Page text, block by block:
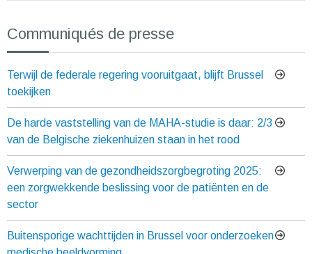
Communiqués de presse
Terwijl de federale regering vooruitgaat, blijft Brussel
toekijken
De harde vaststelling van de MAHA-studie is daar: 2/3
van de Belgische ziekenhuizen staan in het rood
Verwerping van de gezondheidszorgbegroting 2025:
een zorgwekkende beslissing voor de patiënten en de
sector
Buitensporige wachttijden in Brussel voor onderzoeken